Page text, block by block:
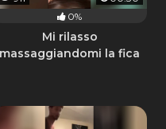
0%
Mi rilasso
massaggiandomi la fica